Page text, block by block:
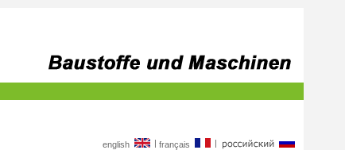
english | français |